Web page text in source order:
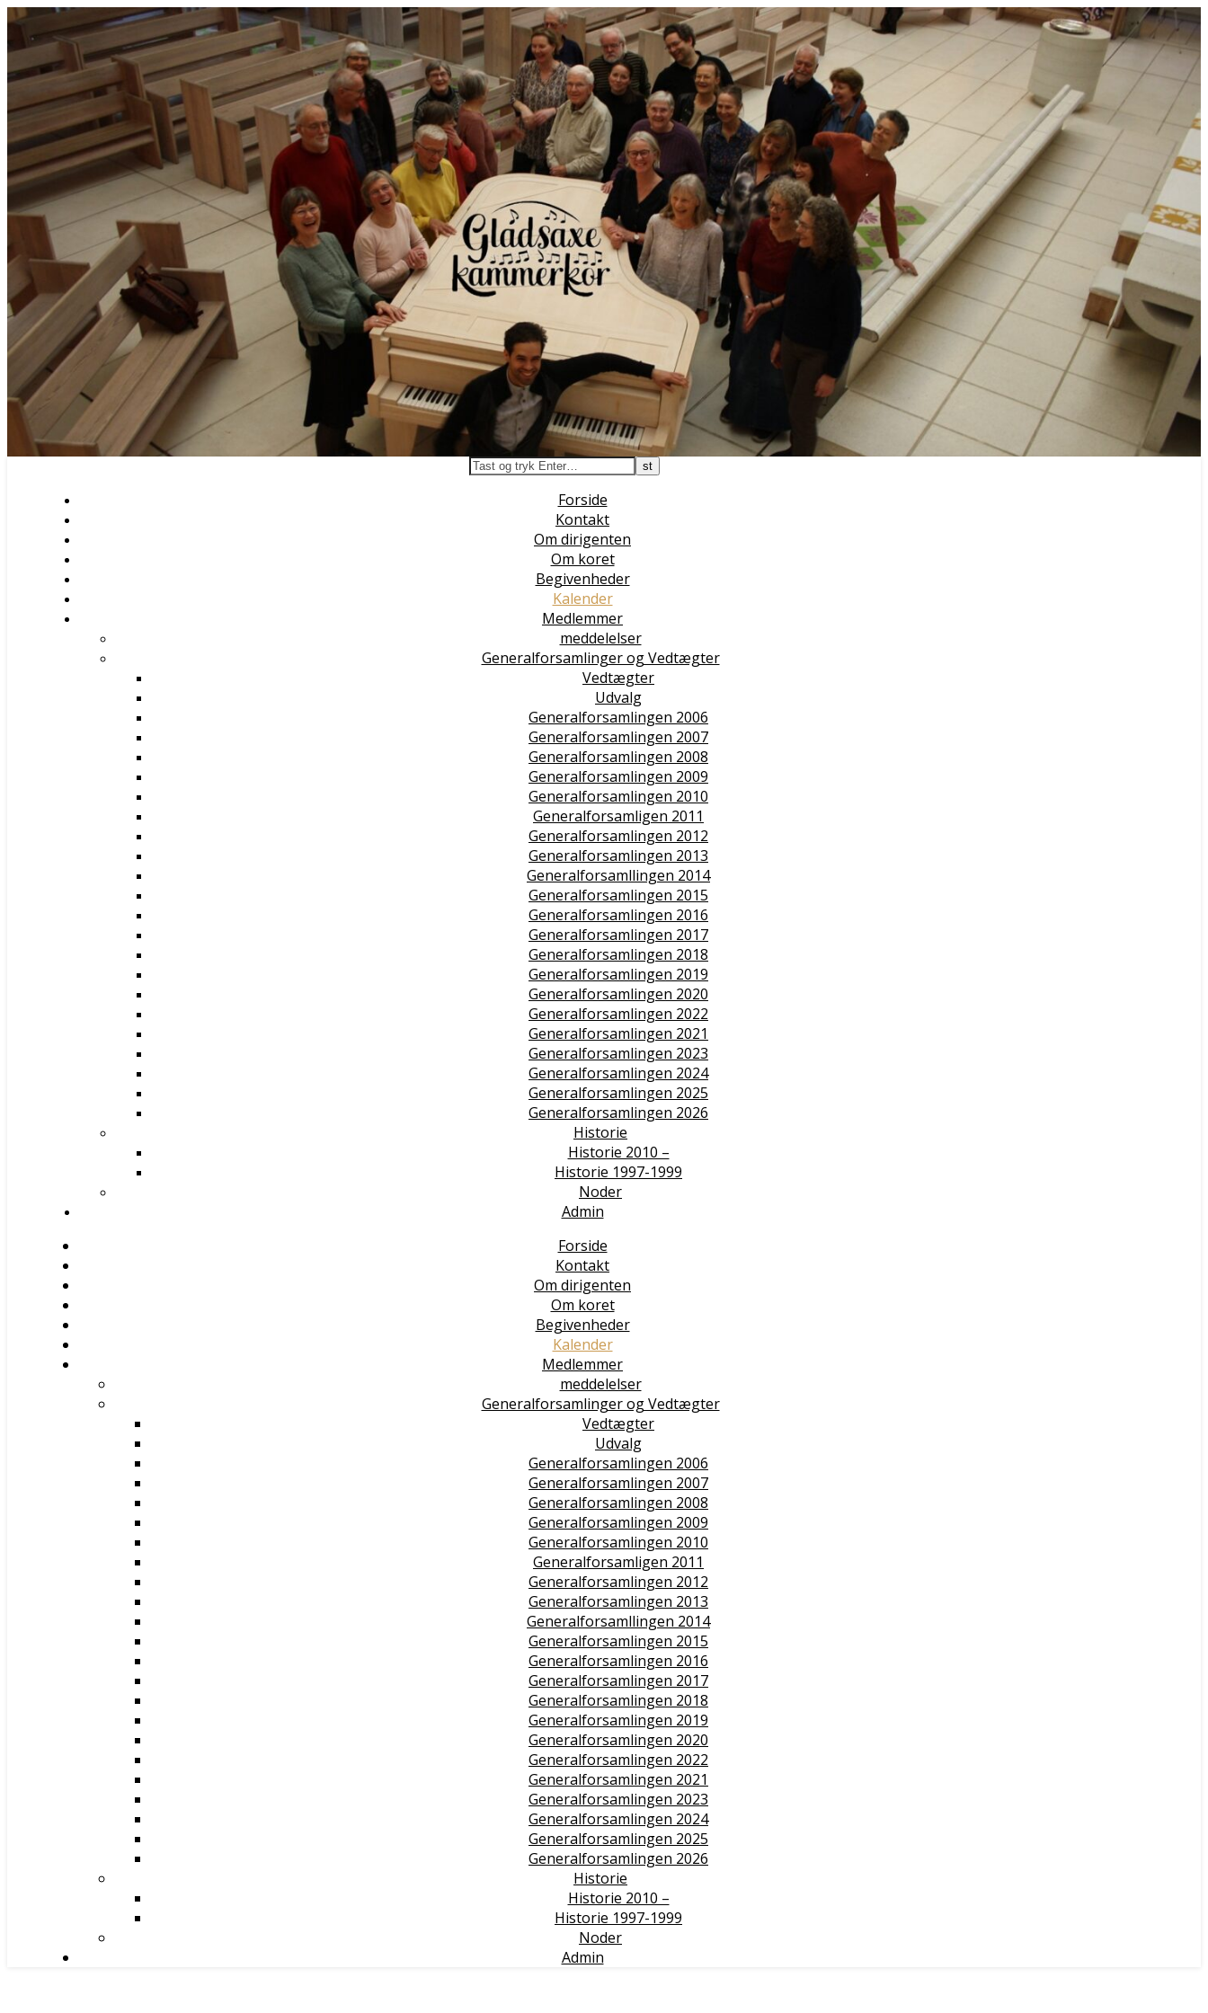
Forside
Kontakt
Om dirigenten
Om koret
Begivenheder
Kalender
Medlemmer
meddelelser
Generalforsamlinger og Vedtægter
Vedtægter
Udvalg
Generalforsamlingen 2006
Generalforsamlingen 2007
Generalforsamlingen 2008
Generalforsamlingen 2009
Generalforsamlingen 2010
Generalforsamligen 2011
Generalforsamlingen 2012
Generalforsamlingen 2013
Generalforsamllingen 2014
Generalforsamlingen 2015
Generalforsamlingen 2016
Generalforsamlingen 2017
Generalforsamlingen 2018
Generalforsamlingen 2019
Generalforsamlingen 2020
Generalforsamlingen 2022
Generalforsamlingen 2021
Generalforsamlingen 2023
Generalforsamlingen 2024
Generalforsamlingen 2025
Generalforsamlingen 2026
Historie
Historie 2010 –
Historie 1997-1999
Noder
Admin
Forside
Kontakt
Om dirigenten
Om koret
Begivenheder
Kalender
Medlemmer
meddelelser
Generalforsamlinger og Vedtægter
Vedtægter
Udvalg
Generalforsamlingen 2006
Generalforsamlingen 2007
Generalforsamlingen 2008
Generalforsamlingen 2009
Generalforsamlingen 2010
Generalforsamligen 2011
Generalforsamlingen 2012
Generalforsamlingen 2013
Generalforsamllingen 2014
Generalforsamlingen 2015
Generalforsamlingen 2016
Generalforsamlingen 2017
Generalforsamlingen 2018
Generalforsamlingen 2019
Generalforsamlingen 2020
Generalforsamlingen 2022
Generalforsamlingen 2021
Generalforsamlingen 2023
Generalforsamlingen 2024
Generalforsamlingen 2025
Generalforsamlingen 2026
Historie
Historie 2010 –
Historie 1997-1999
Noder
Admin